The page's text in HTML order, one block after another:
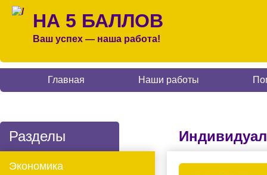
НА 5 БАЛЛОВ
Ваш успех — наша работа!
Главная Наши работы
Разделы
Экономика